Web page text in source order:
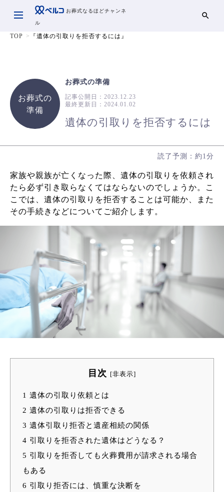
お葬式なるほどチャンネ
ル
TOP 『遺体の引取りを拒否するには』
お葬式の
準備
お葬式の準備
記事公開日： 2023.12.23
最終更新日： 2024.01.02
遺体の引取りを拒否するには
読了予測：約1分
家族や親族が亡くなった際、遺体の引取りを依頼され
たら必ず引き取らなくてはならないのでしょうか。こ
こでは、遺体の引取りを拒否することは可能か、また
その手続きなどについてご紹介します。
目次 [非表示]
1 遺体の引取り依頼とは
2 遺体の引取りは拒否できる
3 遺体引取り拒否と遺産相続の関係
4 引取りを拒否された遺体はどうなる？
5 引取りを拒否しても火葬費用が請求される場合
もある
6 引取り拒否には、慎重な決断を